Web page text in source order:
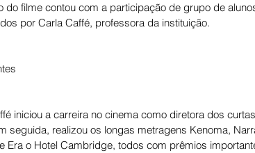
do filme contou com a participação de grupo de
por Carla Caffé, professora da instituição.
iniciou a carreira no cinema como diretora dos
seguida, realizou os longas metragens Kenoma,
Era o Hotel Cambridge, todos com prêmios